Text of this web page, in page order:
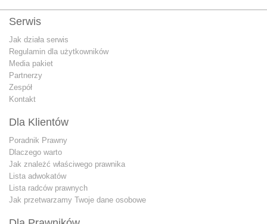
Serwis
Jak działa serwis
Regulamin dla użytkowników
Media pakiet
Partnerzy
Zespół
Kontakt
Dla Klientów
Poradnik Prawny
Dlaczego warto
Jak znależć właściwego prawnika
Lista adwokatów
Lista radców prawnych
Jak przetwarzamy Twoje dane osobowe